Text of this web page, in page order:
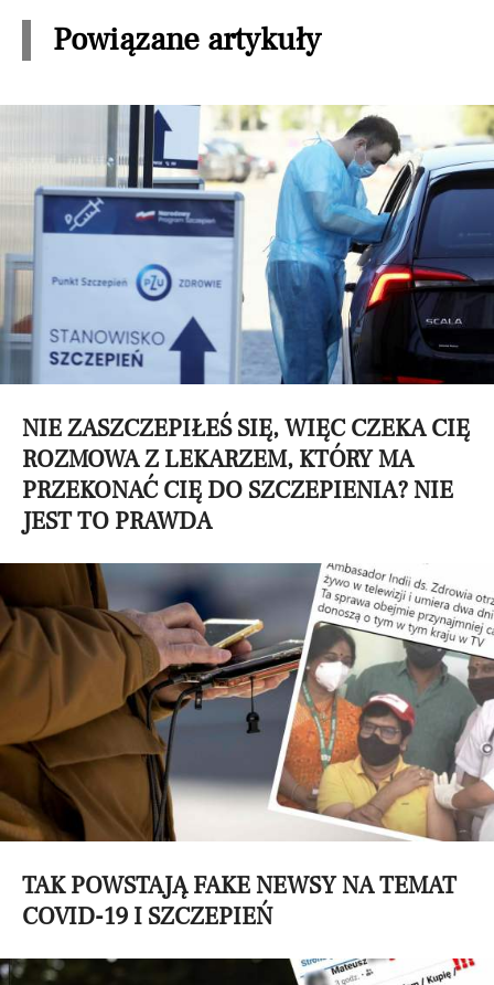
Powiązane artykuły
NIE ZASZCZEPIŁEŚ SIĘ, WIĘC CZEKA CIĘ
ROZMOWA Z LEKARZEM, KTÓRY MA
PRZEKONAĆ CIĘ DO SZCZEPIENIA? NIE
JEST TO PRAWDA
TAK POWSTAJĄ FAKE NEWSY NA TEMAT
COVID-19 I SZCZEPIEŃ